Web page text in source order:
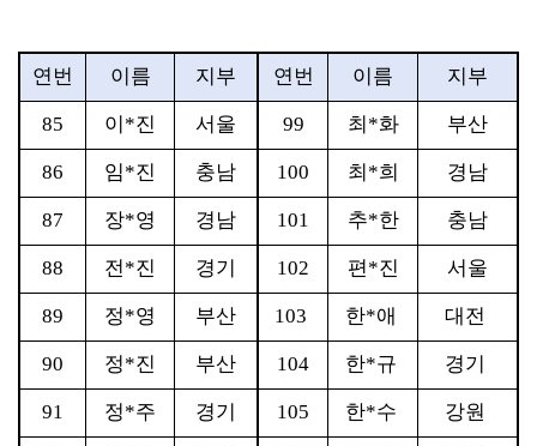
연번 이름 지부 연번 이름 지부
85 이 *진 서울 99 최 *화 부산
86 임*진 충남 100 최 *희 경남
87 장*영 경남 101 추*한 충남
88 전*진 경기 102 편*진 서울
89 정*영 부산 103 한*애 대전
90 정*진 부산 104 한*규 경기
91 정*주 경기 105 한*수 강원